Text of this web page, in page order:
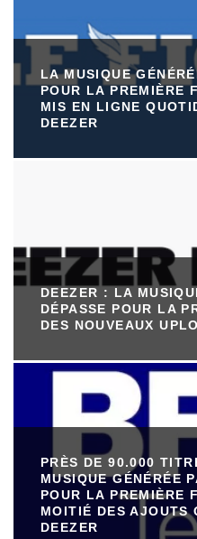
LA MUSIQUE
POUR LA PREMIÈRE
MIS EN LIGNE
DEEZER
DEEZER : LA
DÉPASSE POUR LA
DES NOUVEAUX
PRÈS DE 90.000
MUSIQUE GÉNÉRÉE
POUR LA PREMIÈRE
MOITIÉ DES AJOUTS
DEEZER